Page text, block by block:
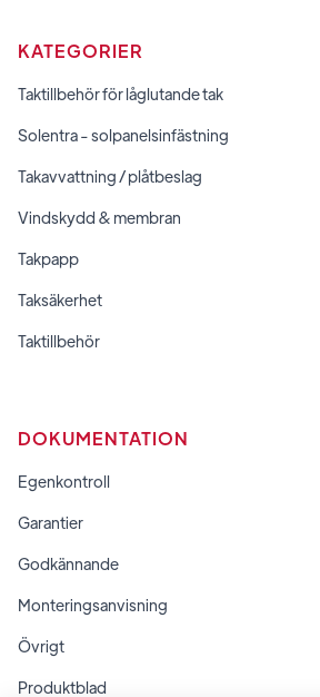
KATEGORIER
Taktillbehör för låglutande tak
Solentra - solpanelsinfästning
Takavvattning / plåtbeslag
Vindskydd & membran
Takpapp
Taksäkerhet
Taktillbehör
DOKUMENTATION
Egenkontroll
Garantier
Godkännande
Monteringsanvisning
Övrigt
Produktblad